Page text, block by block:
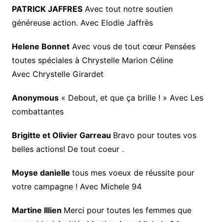
PATRICK JAFFRESAvec tout notre soutien
généreuse action. Avec Elodie Jaffrès
Helene BonnetAvec vous de tout cœur Pensées
toutes spéciales à Chrystelle Marion Céline
Avec Chrystelle Girardet
Anonymous« Debout, et que ça brille ! » Avec Les
combattantes
Brigitte et Olivier Garreau Bravo pour toutes vos
belles actions! De tout coeur .
Moyse danielle tous mes voeux de réussite pour
votre campagne ! Avec Michele 94
Martine Illien Merci pour toutes les femmes que